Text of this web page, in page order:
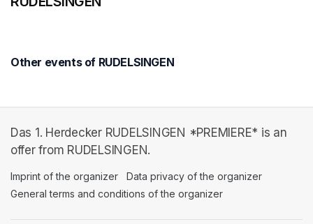
Other events of RUDELSINGEN
Das 1. Herdecker RUDELSINGEN *PREMIERE* is an
offer from RUDELSINGEN.
Imprint of the organizer (opens in a new tab)
Data privacy of the organizer
General terms and conditions of the organizer